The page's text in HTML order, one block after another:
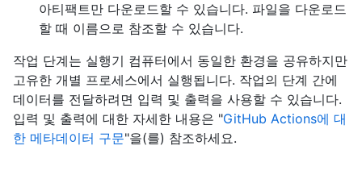
아티팩트만 다운로드할 수 있습니다. 파일을 다운로드
할 때 이름으로 참조할 수 있습니다.
작업 단계는 실행기 컴퓨터에서 동일한 환경을 공유하지만
고유한 개별 프로세스에서 실행됩니다. 작업의 단계 간에
데이터를 전달하려면 입력 및 출력을 사용할 수 있습니다.
입력 및 출력에 대한 자세한 내용은 "GitHub Actions에 대
한 메타데이터 구문"을(를) 참조하세요.